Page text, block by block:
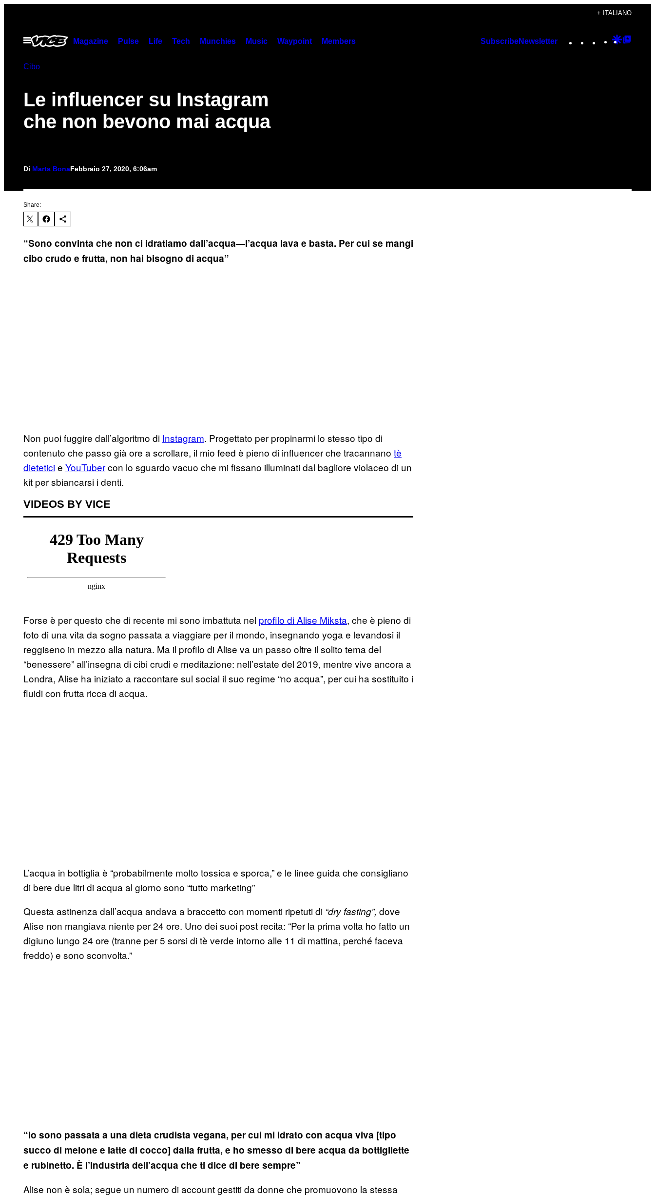
contenuto
+ ITALIANO
Apri
Magazine Pulse Life Tech Munchies Music Waypoint Members SubscribeNewsletter Instagram
TikTok
YouTube
Google
Cibo
Le influencer su Instagram
che non bevono mai acqua
Di Marta BonaFebbraio 27, 2020, 6:06am
Share:
“Sono convinta che non ci idratiamo dall’acqua—l’acqua lava e basta. Per cui se mangi
cibo crudo e frutta, non hai bisogno di acqua”
Non puoi fuggire dall’algoritmo di Instagram. Progettato per propinarmi lo stesso tipo di
contenuto che passo già ore a scrollare, il mio feed è pieno di influencer che tracannano tè
dieteticie YouTubercon lo sguardo vacuo che mi fissano illuminati dal bagliore violaceo di un
kit per sbiancarsi i denti.
VIDEOS BY VICE
Forse è per questo che di recente mi sono imbattuta nel profilo di Alise Miksta, che è pieno di
foto di una vita da sogno passata a viaggiare per il mondo, insegnando yoga e levandosi il
reggiseno in mezzo alla natura. Ma il profilo di Alise va un passo oltre il solito tema del
“benessere” all’insegna di cibi crudi e meditazione: nell’estate del 2019, mentre vive ancora a
Londra, Alise ha iniziato a raccontare sul social il suo regime “no acqua”, per cui ha sostituito i
fluidi con frutta ricca di acqua.
L’acqua in bottiglia è “probabilmente molto tossica e sporca,” e le linee guida che consigliano
di bere due litri di acqua al giorno sono “tutto marketing”
Questa astinenza dall’acqua andava a braccetto con momenti ripetuti di “dry fasting”, dove
Alise non mangiava niente per 24 ore. Uno dei suoi post recita: “Per la prima volta ho fatto un
digiuno lungo 24 ore (tranne per 5 sorsi di tè verde intorno alle 11 di mattina, perché faceva
freddo) e sono sconvolta.”
“Io sono passata a una dieta crudista vegana, per cui mi idrato con acqua viva [tipo
succo di melone e latte di cocco] dalla frutta, e ho smesso di bere acqua da bottigliette
e rubinetto. È l’industria dell’acqua che ti dice di bere sempre”
Alise non è sola; segue un numero di account gestiti da donne che promuovono la stessa